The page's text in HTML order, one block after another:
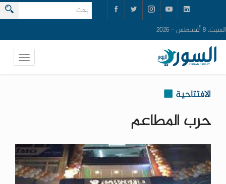
السبت, 8 أغسطس - 2026
الافتتاحية
حرب المطاعم